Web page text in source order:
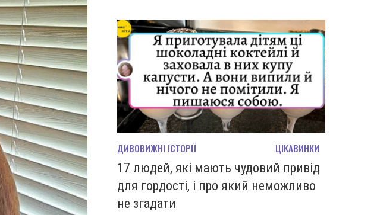
ДИВОВИЖНІ ІСТОРІЇ ЦІКАВИНКИ
17 людей, які мають чудовий привід
для гордості, і про який неможливо
не згадати